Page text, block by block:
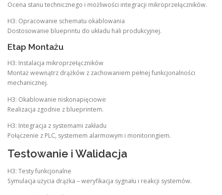
Ocena stanu technicznego i możliwości integracji mikroprzełączników.
H3: Opracowanie schematu okablowania
Dostosowanie blueprintu do układu hali produkcyjnej.
Etap Montażu
H3: Instalacja mikroprzełączników
Montaż wewnątrz drążków z zachowaniem pełnej funkcjonalności
mechanicznej.
H3: Okablowanie niskonapięciowe
Realizacja zgodnie z blueprintem.
H3: Integracja z systemami zakładu
Połączenie z PLC, systemem alarmowym i monitoringiem.
Testowanie i Walidacja
H3: Testy funkcjonalne
Symulacja użycia drążka – weryfikacja sygnału i reakcji systemów.